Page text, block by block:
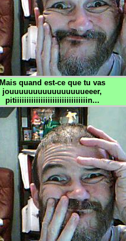
Mais quand est-ce que tu vas
jouuuuuuuuuuuuuuuueeer,
pitiiiiiiiiiiiiiiiiiiiiiiiiiiiiiiin...